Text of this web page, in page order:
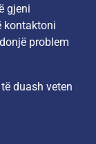
gjeni
kontaktoni
problem
duash veten